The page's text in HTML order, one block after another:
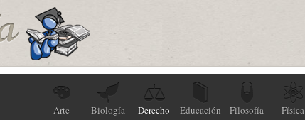
Arte Biología Derecho Educación Filosofía Física